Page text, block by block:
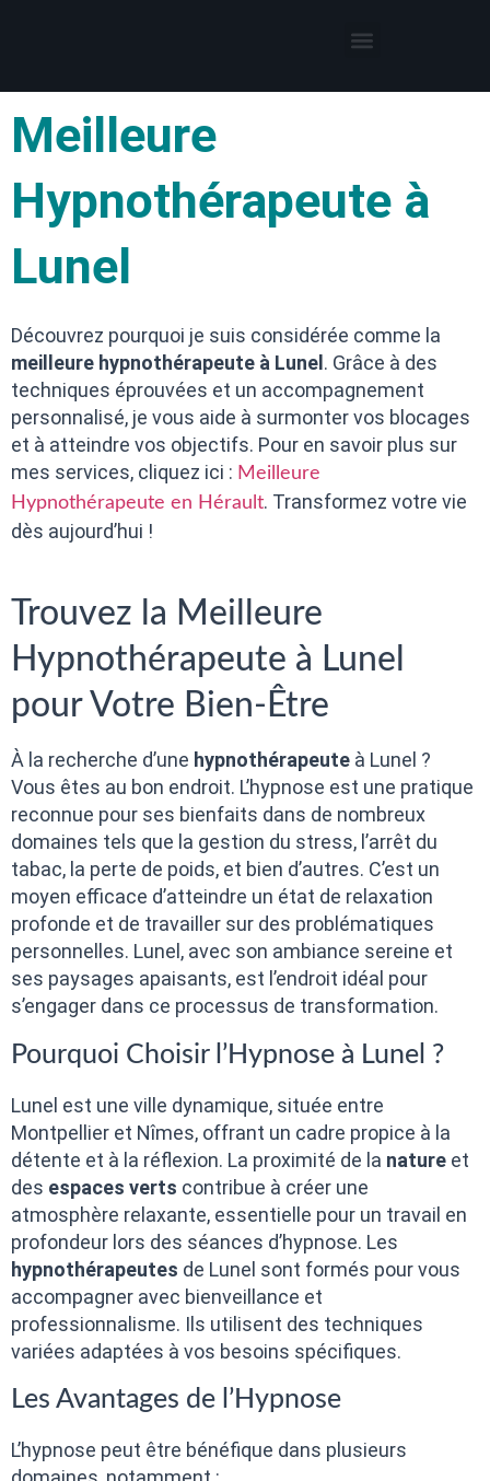
Meilleure
Hypnothérapeute à
Lunel
Découvrez pourquoi je suis considérée comme la
meilleure hypnothérapeute à Lunel. Grâce à des
techniques éprouvées et un accompagnement
personnalisé, je vous aide à surmonter vos blocages
et à atteindre vos objectifs. Pour en savoir plus sur
mes services, cliquez ici : Meilleure
Hypnothérapeute en Hérault. Transformez votre vie
dès aujourd’hui !
Trouvez la Meilleure
Hypnothérapeute à Lunel
pour Votre Bien-Être
À la recherche d’une hypnothérapeute à Lunel ?
Vous êtes au bon endroit. L’hypnose est une pratique
reconnue pour ses bienfaits dans de nombreux
domaines tels que la gestion du stress, l’arrêt du
tabac, la perte de poids, et bien d’autres. C’est un
moyen efficace d’atteindre un état de relaxation
profonde et de travailler sur des problématiques
personnelles. Lunel, avec son ambiance sereine et
ses paysages apaisants, est l’endroit idéal pour
s’engager dans ce processus de transformation.
Pourquoi Choisir l’Hypnose à Lunel ?
Lunel est une ville dynamique, située entre
Montpellier et Nîmes, offrant un cadre propice à la
détente et à la réflexion. La proximité de la nature et
des espaces verts contribue à créer une
atmosphère relaxante, essentielle pour un travail en
profondeur lors des séances d’hypnose. Les
hypnothérapeutes de Lunel sont formés pour vous
accompagner avec bienveillance et
professionnalisme. Ils utilisent des techniques
variées adaptées à vos besoins spécifiques.
Les Avantages de l’Hypnose
L’hypnose peut être bénéfique dans plusieurs